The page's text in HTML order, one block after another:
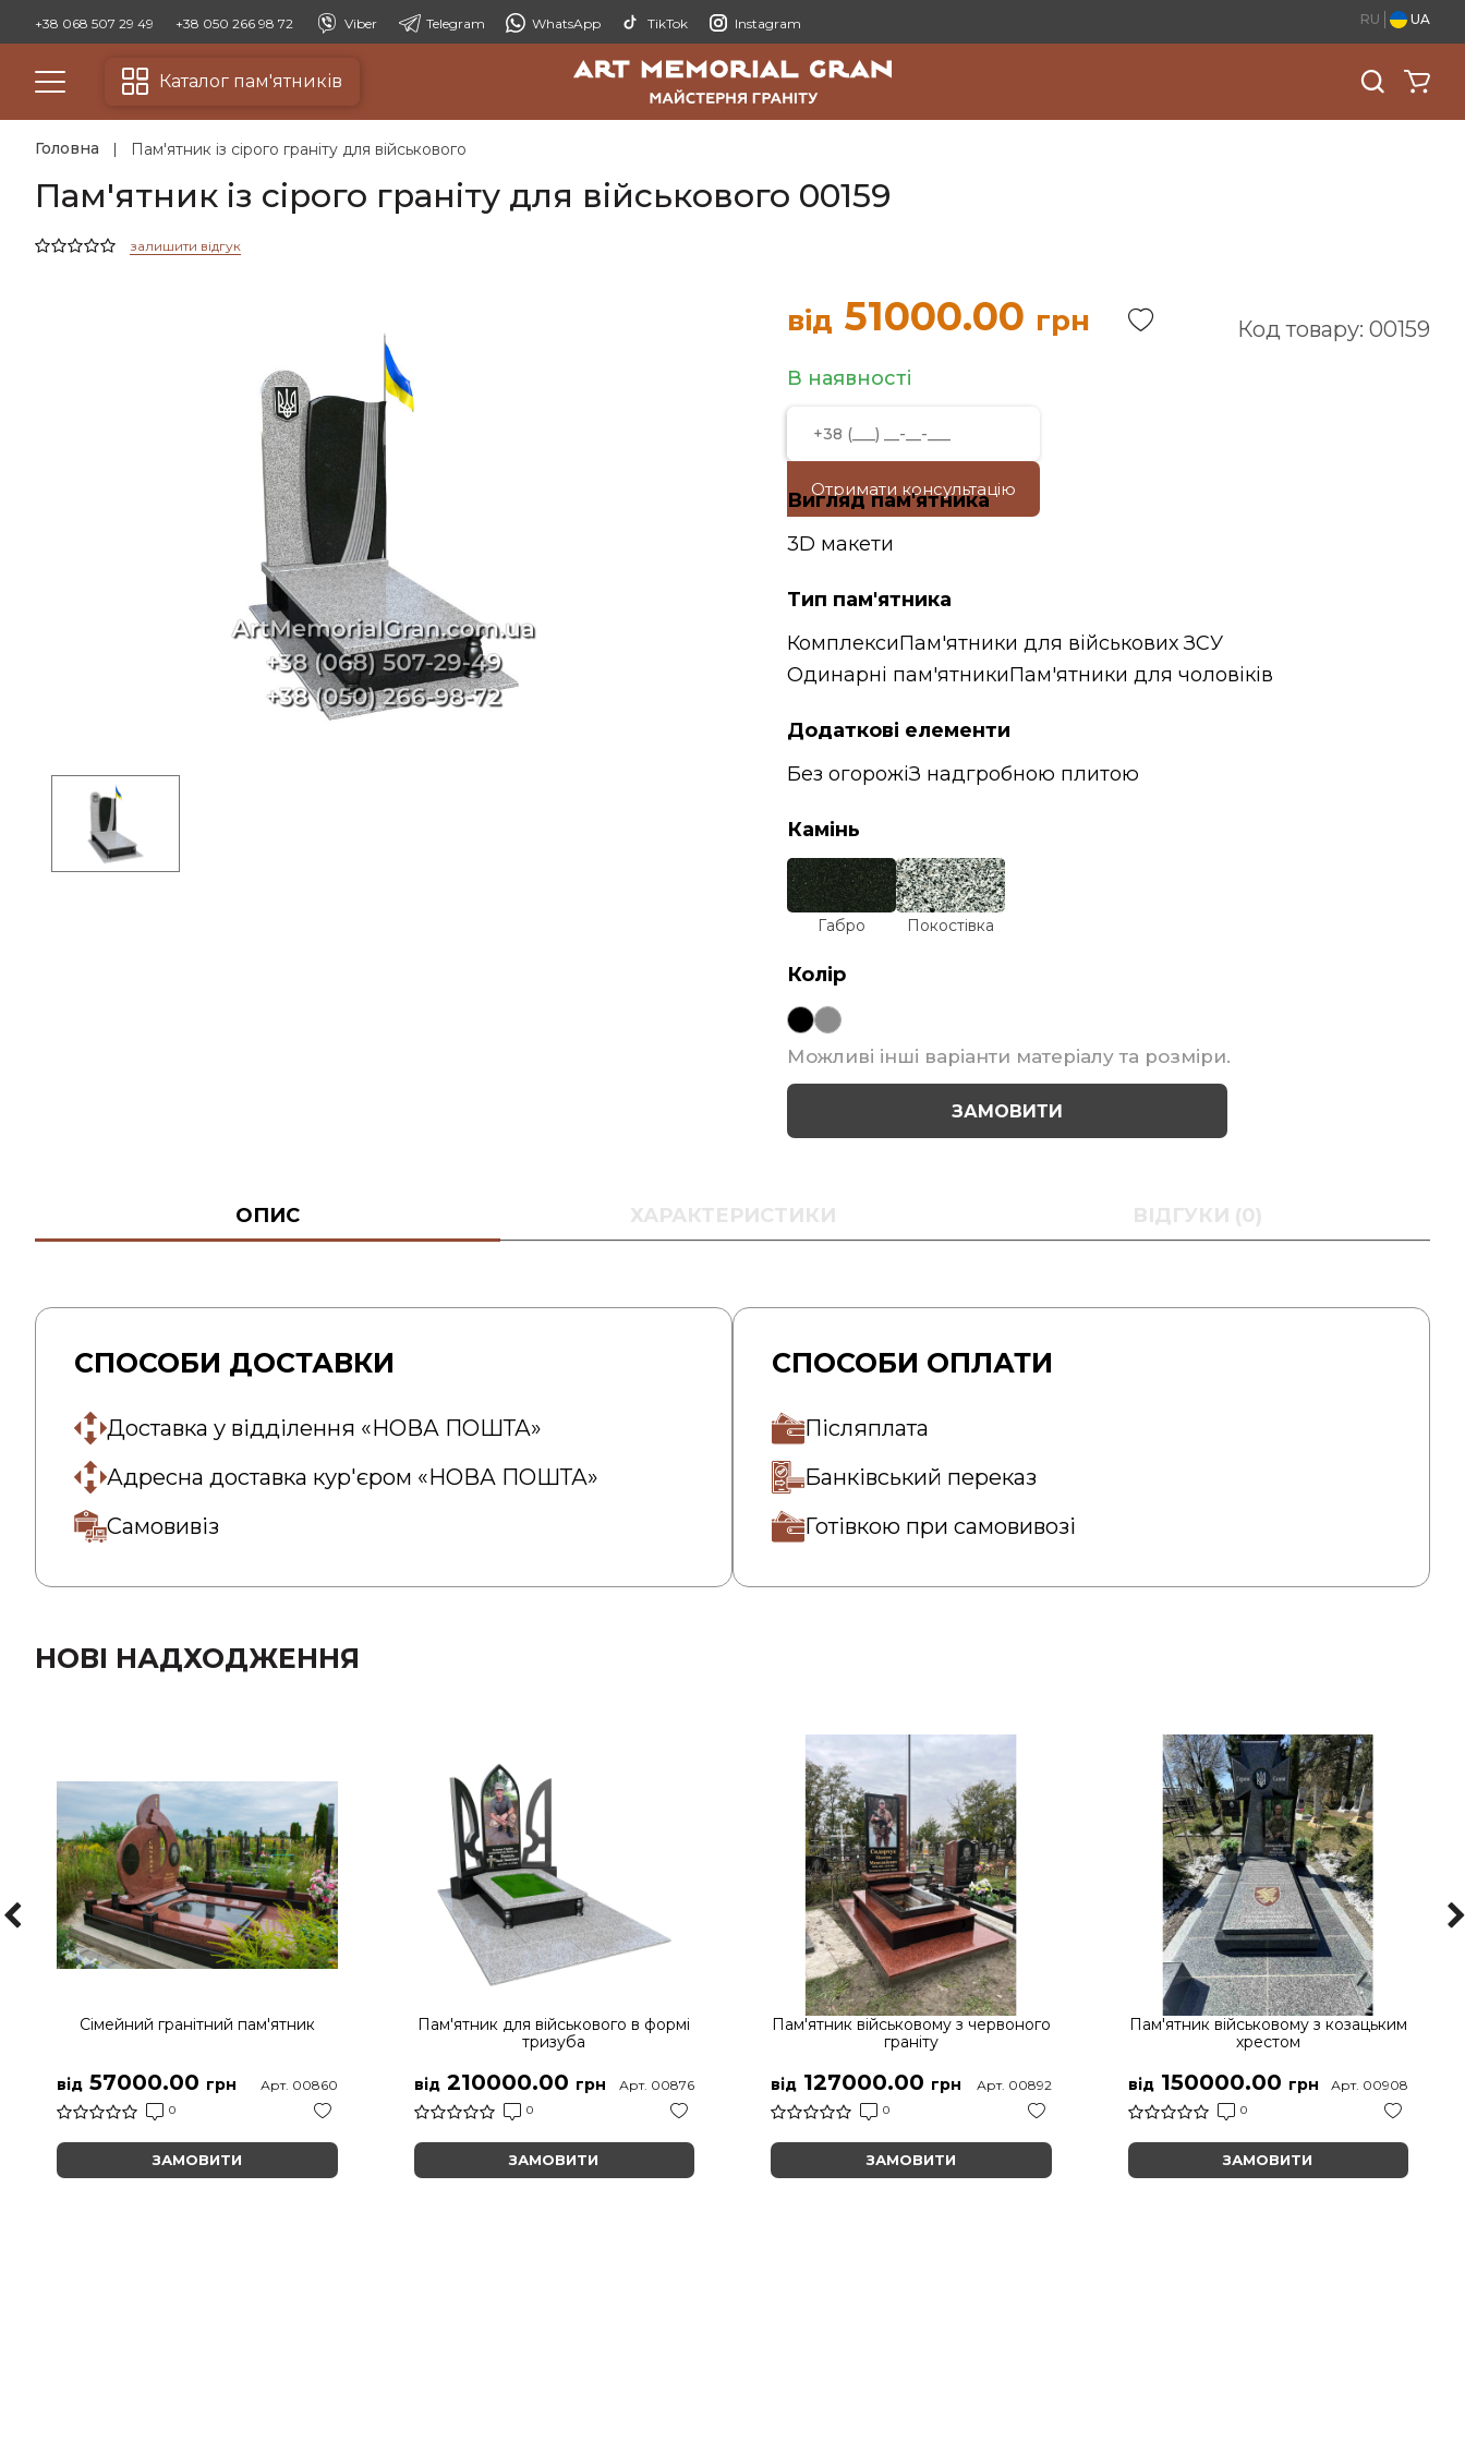
+38 068 507 29 49 +38 050 266 98 72 Viber Telegram WhatsApp TikTok Instagram RU UA
Каталог пам'ятників
Головна Пам'ятник із сірого граніту для військового
Пам'ятник із сірого граніту для військового 00159
залишити відгук
від 51000.00 грн Код товару: 00159
В наявності
Отримати консультацію
Вигляд пам'ятника
3D макети
Тип пам'ятника
КомплексиПам'ятники для військових ЗСУ
Одинарні пам'ятникиПам'ятники для чоловіків
Додаткові елементи
Без огорожіЗ надгробною плитою
Камінь
Габро Покостівка
Колір
Можливі інші варіанти матеріалу та розміри.
ЗАМОВИТИ
ОПИС ХАРАКТЕРИСТИКИ ВІДГУКИ (0)
СПОСОБИ ДОСТАВКИ
Доставка у відділення «НОВА ПОШТА»
Адресна доставка кур'єром «НОВА ПОШТА»
Самовивіз
СПОСОБИ ОПЛАТИ
Післяплата
Банківський переказ
Готівкою при самовивозі
НОВІ НАДХОДЖЕННЯ
Сімейний гранітний пам'ятник
від 57000.00 грн
0
Арт. 00860
ЗАМОВИТИ
Пам'ятник для військового в формі
тризуба
від210000.00 грн
0
Арт. 00876
ЗАМОВИТИ
Пам'ятник військовому з червоного
граніту
від 127000.00 грн
0
Арт. 00892
ЗАМОВИТИ
Пам'ятник військовому з козацьким
хрестом
від150000.00 грн
0
Арт. 00908
ЗАМОВИТИ